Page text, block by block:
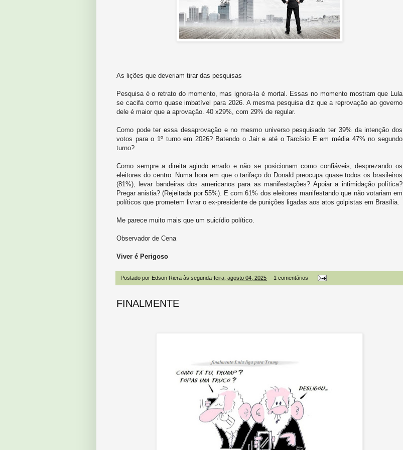
As lições que deveriam tirar das pesquisas
Pesquisa é o retrato do momento, mas ignora-la é mortal. Essas no momento mostram que Lula
se cacifa como quase imbatível para 2026. A mesma pesquisa diz que a reprovação ao governo
dele é maior que a aprovação. 40 x29%, com 29% de regular.
Como pode ter essa desaprovação e no mesmo universo pesquisado ter 39% da intenção dos
votos para o 1º turno em 2026? Batendo o Jair e até o Tarcísio E em média 47% no segundo
turno?
Como sempre a direita agindo errado e não se posicionam como confiáveis, desprezando os
eleitores do centro. Numa hora em que o tarifaço do Donald preocupa quase todos os brasileiros
(81%), levar bandeiras dos americanos para as manifestações? Apoiar a intimidação política?
Pregar anistia? (Rejeitada por 55%). E com 61% dos eleitores manifestando que não votariam em
políticos que prometem livrar o ex-presidente de punições ligadas aos atos golpistas em Brasília.
Me parece muito mais que um suicídio político.
Observador de Cena
Viver é Perigoso
Postado por Edson Riera às segunda-feira, agosto 04, 2025 1 comentários
FINALMENTE